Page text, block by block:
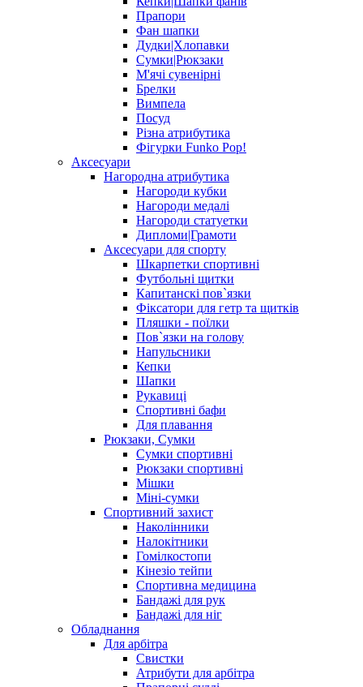
Прапори
Фан шапки
Дудки|Хлопавки
Сумки|Рюкзаки
М'ячі сувенірні
Брелки
Вимпела
Посуд
Різна атрибутика
Фігурки Funko Pop!
Аксесуари
Нагородна атрибутика
Нагороди кубки
Нагороди медалі
Нагороди статуетки
Дипломи|Грамоти
Аксесуари для спорту
Шкарпетки спортивні
Футбольні щитки
Капитанскі пов`язки
Фіксатори для гетр та щитків
Пляшки - поїлки
Пов`язки на голову
Напульсники
Кепки
Шапки
Рукавиці
Спортивні бафи
Для плавання
Рюкзаки, Сумки
Сумки спортивні
Рюкзаки спортивні
Мішки
Міні-сумки
Спортивний захист
Наколінники
Налокітники
Гомілкостопи
Кінезіо тейпи
Спортивна медицина
Бандажі для рук
Бандажі для ніг
Обладнання
Для арбітра
Свистки
Атрибути для арбітра